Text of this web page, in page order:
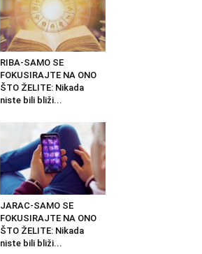
RIBA-SAMO SE
FOKUSIRAJTE NA ONO
ŠTO ŽELITE: Nikada
niste bili bliži...
JARAC-SAMO SE
FOKUSIRAJTE NA ONO
ŠTO ŽELITE: Nikada
niste bili bliži...